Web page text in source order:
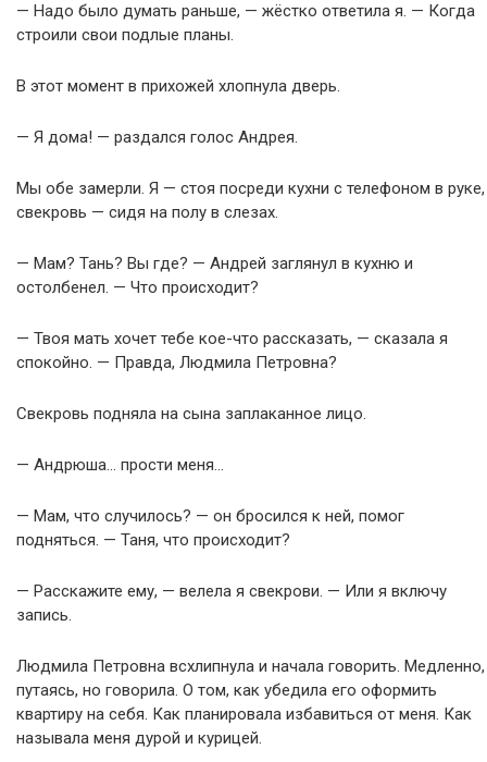
— Надо было думать раньше, — жёстко ответила я. — Когда
строили свои подлые планы.
В этот момент в прихожей хлопнула дверь.
— Я дома! — раздался голос Андрея.
Мы обе замерли. Я — стоя посреди кухни с телефоном в руке,
свекровь — сидя на полу в слезах.
— Мам? Тань? Вы где? — Андрей заглянул в кухню и
остолбенел. — Что происходит?
— Твоя мать хочет тебе кое-что рассказать, — сказала я
спокойно. — Правда, Людмила Петровна?
Свекровь подняла на сына заплаканное лицо.
— Андрюша… прости меня…
— Мам, что случилось? — он бросился к ней, помог
подняться. — Таня, что происходит?
— Расскажите ему, — велела я свекрови. — Или я включу
запись.
Людмила Петровна всхлипнула и начала говорить. Медленно,
путаясь, но говорила. О том, как убедила его оформить
квартиру на себя. Как планировала избавиться от меня. Как
называла меня дурой и курицей.